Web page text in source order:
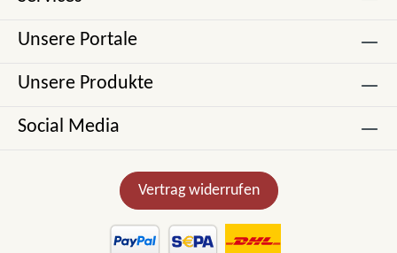
Unsere Portale
Unsere Produkte
Social Media
Vertrag widerrufen